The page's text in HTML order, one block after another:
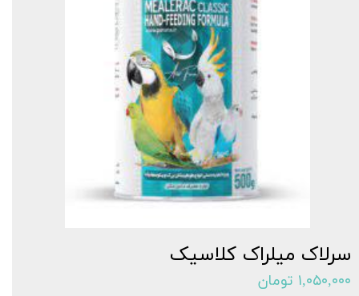
سرلاک میلراک کلاسیک
۱,۰۵۰,۰۰۰ تومان